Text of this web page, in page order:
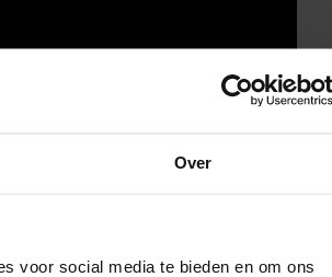
Over
voor social media te bieden en om ons
met ‘JUMP FOR JOY’ voor
joy-breda/